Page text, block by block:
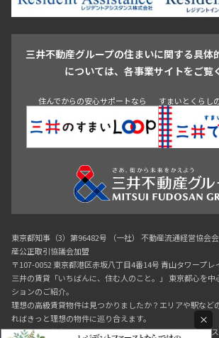
駒沢・用賀・二子玉川
成城・砧
池袋・板橋・
青山 渋谷 東京・大手町 新宿 品川
目黒
三井不動産グループの住まいに関する具体
については、各事業サイトをご覧
住んでからの安心サポートなら すまいとくらし
東京都知事（3）第96482号 （一社） 不動産流通経営協会
産公正取引協議会加盟
〒107-0052 東京都港区赤坂八丁目4番14号 青山タワープレ
三井の賃貸「いちばんに、住む人のこと。」 東京都心を
ションのご紹介。
理想の高級賃貸物件は見つかりましたか？エリアや駅など
ればきっと理想の物件に巡り合えます。
都心の高級賃貸物件探しは[三井の賃貸]レジデントファース
×